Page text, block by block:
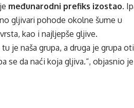
međunarodni prefiks izostao.
gljivari pohode okolne šume u
kao i najljepše gljive.
je naša grupa, a druga je grupa
se da naći koja gljiva.“, objasnio je